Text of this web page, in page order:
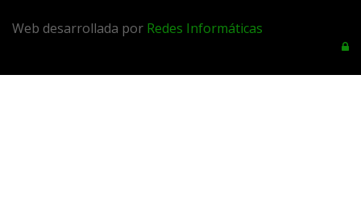
Web desarrollada por Redes Informáticas